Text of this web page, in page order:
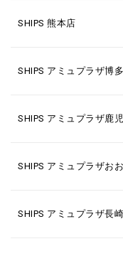
SHIPS 熊本店
SHIPS アミュプラザ博
SHIPS アミュプラザ鹿
SHIPS アミュプラザお
SHIPS アミュプラザ長